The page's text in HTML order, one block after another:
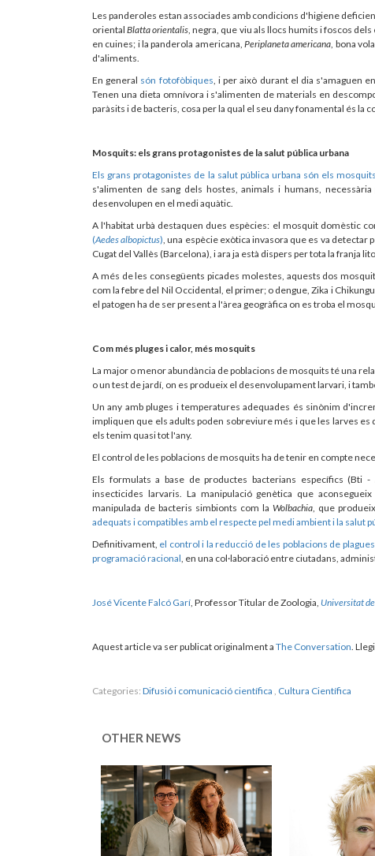
Les panderoles estan associades amb condicions d'higiene
orientalBlatta orientalis , negra, que viu als llocs humits i foscos
en cuines; i la panderola americana, Periplaneta americana , bona
d'aliments.
En general són fotofòbiques , i per això durant el dia s'amaguen
Tenen una dieta omnívora i s'alimenten de materials en
paràsits i de bacteris, cosa per la qual el seu dany fonamental és la
Mosquits: els grans protagonistes de la salut pública urbana
Els grans protagonistes de la salut pública urbana són els mosquits
s'alimenten de sang dels hostes, animals i humans,
desenvolupen en el medi aquàtic.
A l'habitat urbà destaquen dues espècies: el mosquit domèstic
(Aedes albopictus) , una espècie exòtica invasora que es va
Cugat del Vallès (Barcelona), i ara ja està dispers per tota la franja
A més de les consegüents picades molestes, aquests dos
com la febre del Nil Occidental, el primer; o dengue, Zika i
el patogen ha de ser present a l'àrea geogràfica on es troba el
Com més pluges i calor, més mosquits
La major o menor abundància de poblacions de mosquits té una
o un test de jardí, on es produeix el desenvolupament larvari, i
Un any amb pluges i temperatures adequades és sinònim
impliquen que els adults poden sobreviure més i que les larves
els tenim quasi tot l'any.
El control de les poblacions de mosquits ha de tenir en compte
Els formulats a base de productes bacterians específics (Bti -
insecticides larvaris. La manipulació genètica que
manipulada de bacteris simbionts com la Wolbachia, que
adequats i compatibles amb el respecte pel medi ambient i la salut
Definitivament, el control i la reducció de les poblacions de
programació racional , en una col·laboració entre ciutadans,
José Vicente Falcó Garí , Professor Titular de Zoologia, Universitat
Aquest article va ser publicat originalment a The Conversation .
Categories: Difusió i comunicació científica Cultura Científica
OTHER NEWS